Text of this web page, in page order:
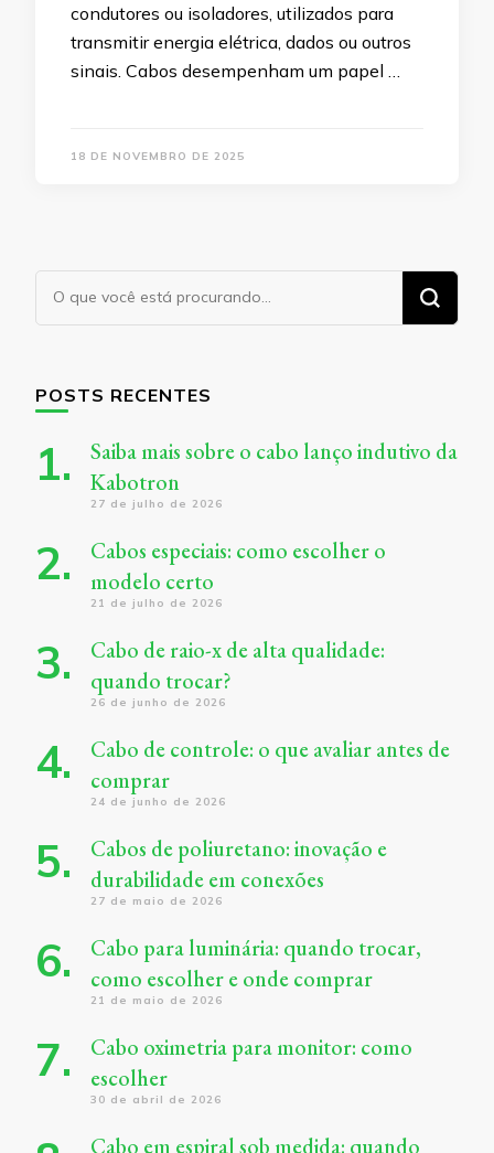
condutores ou isoladores, utilizados para
transmitir energia elétrica, dados ou outros
sinais. Cabos desempenham um papel …
18 DE NOVEMBRO DE 2025
Procurando
algo?
POSTS RECENTES
Saiba mais sobre o cabo lanço indutivo da
Kabotron
27 de julho de 2026
Cabos especiais: como escolher o
modelo certo
21 de julho de 2026
Cabo de raio-x de alta qualidade:
quando trocar?
26 de junho de 2026
Cabo de controle: o que avaliar antes de
comprar
24 de junho de 2026
Cabos de poliuretano: inovação e
durabilidade em conexões
27 de maio de 2026
Cabo para luminária: quando trocar,
como escolher e onde comprar
21 de maio de 2026
Cabo oximetria para monitor: como
escolher
30 de abril de 2026
Cabo em espiral sob medida: quando